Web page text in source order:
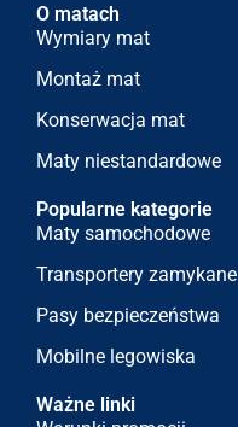
O matach
Wymiary mat
Montaż mat
Konserwacja mat
Maty niestandardowe
Popularne kategorie
Maty samochodowe
Transportery zamykane
Pasy bezpieczeństwa
Mobilne legowiska
Ważne linki